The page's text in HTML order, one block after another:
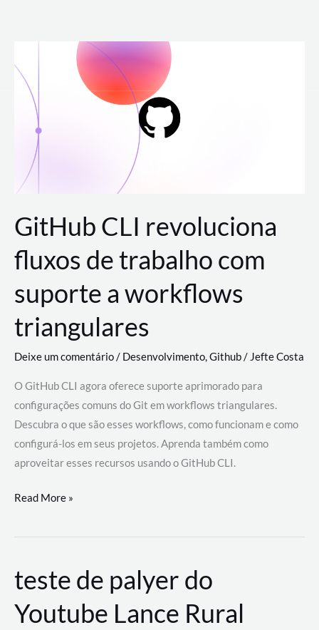
para
conteúdo
GitHub CLI revoluciona
fluxos de trabalho com
suporte a workflows
triangulares
Deixe um comentário/ Desenvolvimento,Github/ Jefte Costa
O GitHub CLI agora oferece suporte aprimorado para
configurações comuns do Git em workflows triangulares.
Descubra o que são esses workflows, como funcionam e como
configurá-los em seus projetos. Aprenda também como
aproveitar esses recursos usando o GitHub CLI.
GitHub
revoluciona
de
trabalho
com
Read More »
teste de palyer do
Youtube Lance Rural